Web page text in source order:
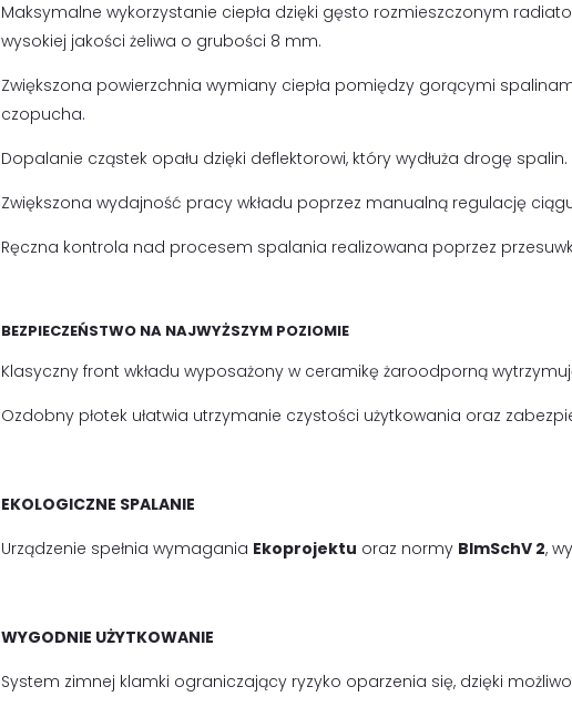
Maksymalne wykorzystanie ciepła dzięki gęsto rozmieszczonym
wysokiej jakości żeliwa o grubości 8 mm.
Zwiększona powierzchnia wymiany ciepła pomiędzy gorącymi
czopucha.
Dopalanie cząstek opału dzięki deflektorowi, który wydłuża drogę spalin.
Zwiększona wydajność pracy wkładu poprzez manualną regulację
Ręczna kontrola nad procesem spalania realizowana poprzez
BEZPIECZEŃSTWO NA NAJWYŻSZYM POZIOMIE
Klasyczny front wkładu wyposażony w ceramikę żaroodporną
Ozdobny płotek ułatwia utrzymanie czystości użytkowania oraz
EKOLOGICZNE SPALANIE
Urządzenie spełnia wymagania Ekoprojektu oraz normy BImSchV 2,
WYGODNIE UŻYTKOWANIE
System zimnej klamki ograniczający ryzyko oparzenia się, dzięki